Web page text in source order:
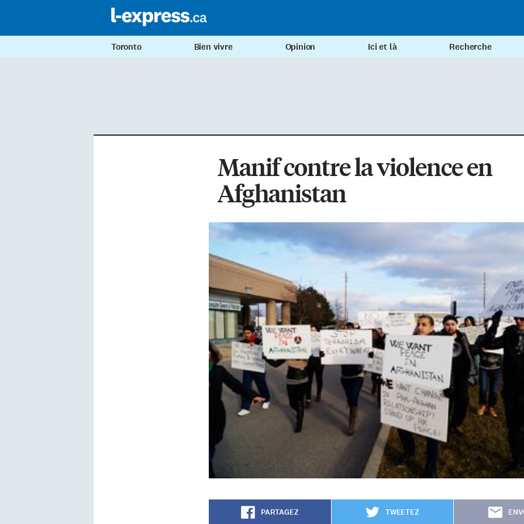
Toronto Bien vivre Opinion Ici et là Recherche
Manif contre la violence en
Afghanistan
PARTAGEZ TWEETEZ